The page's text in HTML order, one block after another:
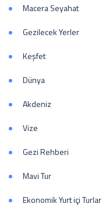
Macera Seyahat
Gezilecek Yerler
Keşfet
Dünya
Akdeniz
Vize
Gezi Rehberi
Mavi Tur
Ekonomik Yurt içi Turlar